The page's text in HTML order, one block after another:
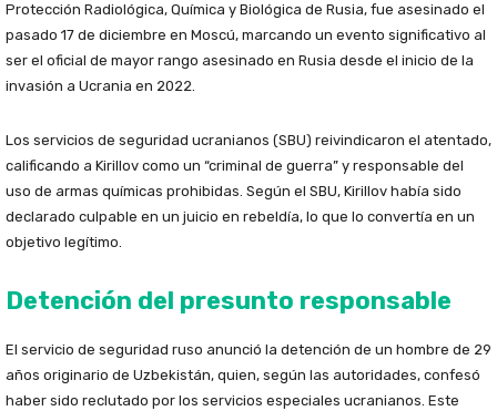
Protección Radiológica, Química y Biológica de Rusia, fue asesinado el
pasado 17 de diciembre en Moscú, marcando un evento significativo al
ser el oficial de mayor rango asesinado en Rusia desde el inicio de la
invasión a Ucrania en 2022.
Los servicios de seguridad ucranianos (SBU) reivindicaron el atentado,
calificando a Kirillov como un “criminal de guerra” y responsable del
uso de armas químicas prohibidas. Según el SBU, Kirillov había sido
declarado culpable en un juicio en rebeldía, lo que lo convertía en un
objetivo legítimo.
Detención del presunto responsable
El servicio de seguridad ruso anunció la detención de un hombre de 29
años originario de Uzbekistán, quien, según las autoridades, confesó
haber sido reclutado por los servicios especiales ucranianos. Este